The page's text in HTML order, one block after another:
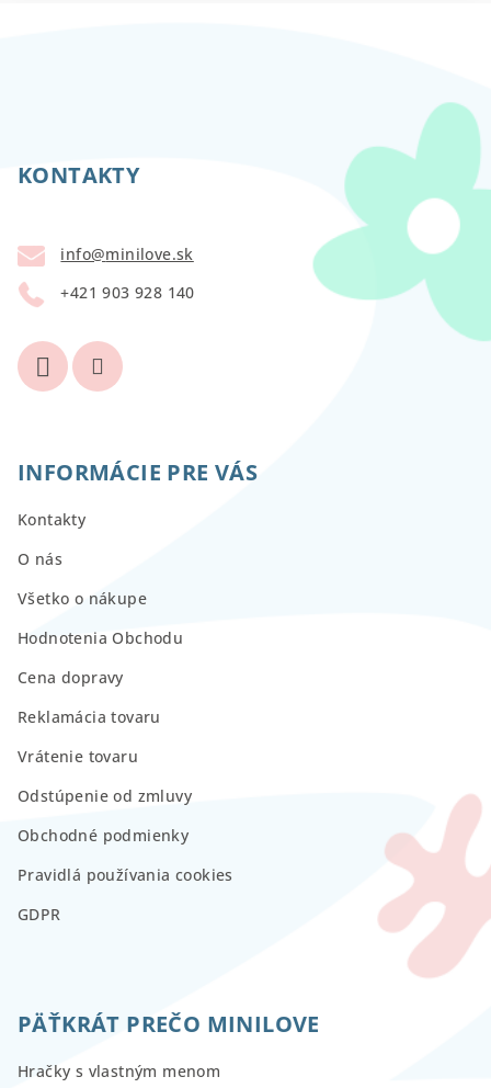
KONTAKTY
info@minilove.sk
+421 903 928 140
INFORMÁCIE PRE VÁS
Kontakty
O nás
Všetko o nákupe
Hodnotenia Obchodu
Cena dopravy
Reklamácia tovaru
Vrátenie tovaru
Odstúpenie od zmluvy
Obchodné podmienky
Pravidlá používania cookies
GDPR
PÄŤKRÁT PREČO MINILOVE
Hračky s vlastným menom